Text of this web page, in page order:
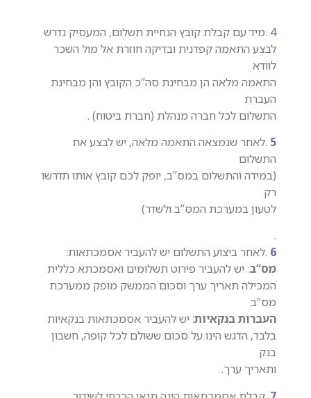
4 .מיד עם קבלת קובץ הנחיית תשלום, המעסיק נדרש
לבצע התאמה קפדנית ובדיקה חוזרת אל מול השכר
לוודא
התאמה מלאה הן מבחינת סה”כ הקובץ והן מבחינת
העברת
התשלום לכל חברה מנהלת (חברת ביטוח) .
5 .לאחר שנמצאה התאמה מלאה, יש לבצע את
התשלום
(במידה והתשלום במס”ב, יופק לכם קובץ אותו תדרשו
רק
לטעון במערכת המס”ב ולשדר)
.
6 .לאחר ביצוע התשלום יש להעביר אסמכתאות:
מס”ב: יש להעביר פירוט תשלומים ואסמכתא כללית
המכילה תאריך ערך וסכום הממשק מופק ממערכת
מס”ב
העברות בנקאיות: יש להעביר אסמכתאות בנקאיות
בלבד, הדגש הינו על סכום ששולם לכל קופה, חשבון
בנק
ותאריך ערך.